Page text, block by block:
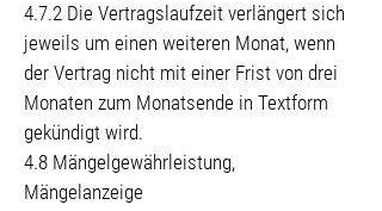
4.7.2 Die Vertragslaufzeit verlängert sich
jeweils um einen weiteren Monat, wenn
der Vertrag nicht mit einer Frist von drei
Monaten zum Monatsende in Textform
gekündigt wird.
4.8 Mängelgewährleistung,
Mängelanzeige